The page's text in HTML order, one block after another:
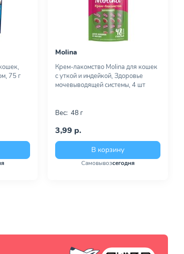
75 г
Molina
Крем-лакомство Molina для кошек
с уткой и индейкой, Здоровье
мочевыводящей системы, 4 шт
Вес: 48 г
3,99 р.
В корзину
Самовывозсегодня